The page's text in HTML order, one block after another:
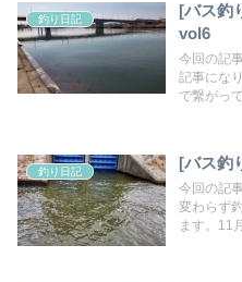
釣り日記
[バス釣
vol6
今回の記
記事にな
で繋がっ
釣り日記 [バス釣
今回の記
変わらず
ます。11